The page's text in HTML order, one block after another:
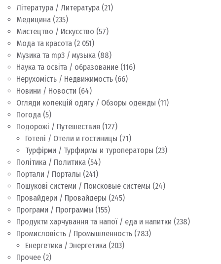
Література / Литература (21)
Медицина (235)
Мистецтво / Искусство (57)
Мода та красота (2 051)
Музика та mp3 / музыка (88)
Наука та освіта / образование (116)
Нерухомість / Недвижимость (66)
Новини / Новости (64)
Огляди колекцій одягу / Обзоры одежды (11)
Погода (5)
Подорожі / Путешествия (127)
Готелі / Отели и гостиницы (71)
Турфірми / Турфирмы и туроператоры (23)
Політика / Политика (54)
Портали / Порталы (241)
Пошукові системи / Поисковые системы (24)
Провайдери / Провайдеры (245)
Програми / Программы (155)
Продукти харчування та напої / еда и напитки (238)
Промисловість / Промышленность (783)
Енергетика / Энергетика (203)
Прочее (2)